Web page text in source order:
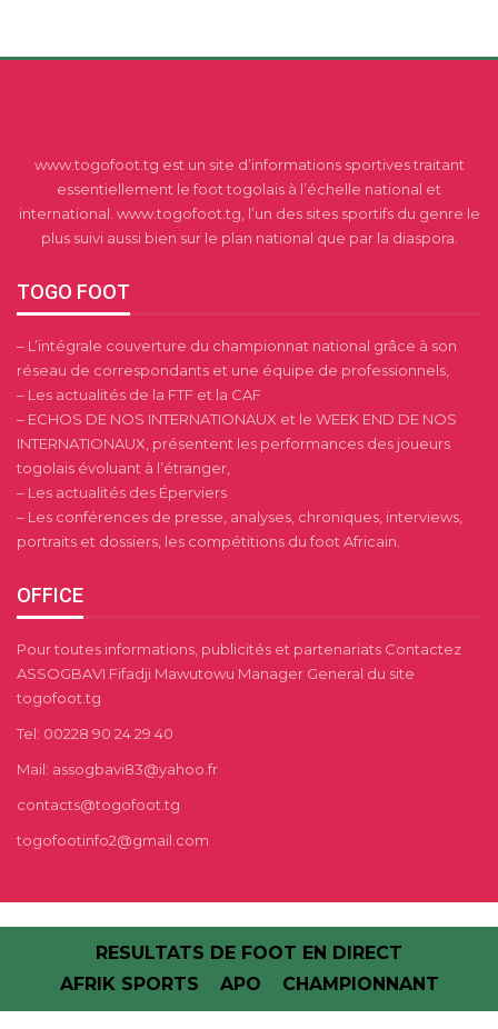
www.togofoot.tg est un site d’informations sportives traitant
essentiellement le foot togolais à l’échelle national et
international. www.togofoot.tg, l’un des sites sportifs du genre le
plus suivi aussi bien sur le plan national que par la diaspora.
TOGO FOOT
– L’intégrale couverture du championnat national grâce à son
réseau de correspondants et une équipe de professionnels,
– Les actualités de la FTF et la CAF
– ECHOS DE NOS INTERNATIONAUX et le WEEK END DE NOS
INTERNATIONAUX, présentent les performances des joueurs
togolais évoluant à l’étranger,
– Les actualités des Éperviers
– Les conférences de presse, analyses, chroniques, interviews,
portraits et dossiers, les compétitions du foot Africain.
OFFICE
Pour toutes informations, publicités et partenariats Contactez
ASSOGBAVI Fifadji Mawutowu Manager General du site
togofoot.tg
Tel: 00228 90 24 29 40
Mail: assogbavi83@yahoo.fr
contacts@togofoot.tg
togofootinfo2@gmail.com
RESULTATS DE FOOT EN DIRECT
AFRIK SPORTS
APO CHAMPIONNANT